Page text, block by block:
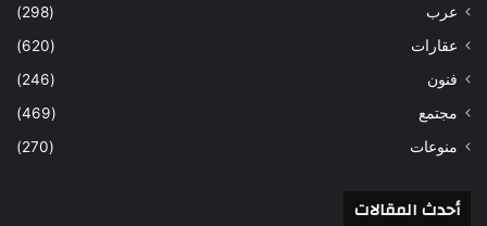
عرب
(298)
عقارات
(620)
فنون
(246)
مجتمع
(469)
منوعات
(270)
أحدث المقالات